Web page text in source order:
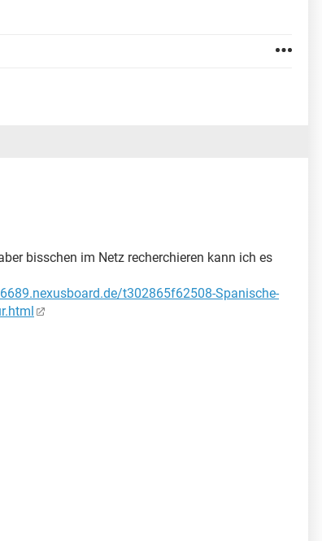
bisschen im Netz recherchieren kann ich es
t302865f62508-Spanische-